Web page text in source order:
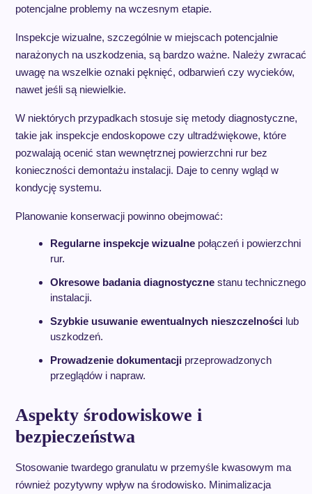
potencjalne problemy na wczesnym etapie.
Inspekcje wizualne, szczególnie w miejscach potencjalnie
narażonych na uszkodzenia, są bardzo ważne. Należy zwracać
uwagę na wszelkie oznaki pęknięć, odbarwień czy wycieków,
nawet jeśli są niewielkie.
W niektórych przypadkach stosuje się metody diagnostyczne,
takie jak inspekcje endoskopowe czy ultradźwiękowe, które
pozwalają ocenić stan wewnętrznej powierzchni rur bez
konieczności demontażu instalacji. Daje to cenny wgląd w
kondycję systemu.
Planowanie konserwacji powinno obejmować:
Regularne inspekcje wizualnepołączeń i powierzchni
rur.
Okresowe badania diagnostycznestanu technicznego
instalacji.
Szybkie usuwanie ewentualnych nieszczelnościlub
uszkodzeń.
Prowadzenie dokumentacjiprzeprowadzonych
przeglądów i napraw.
Aspekty środowiskowe i
bezpieczeństwa
Stosowanie twardego granulatu w przemyśle kwasowym ma
również pozytywny wpływ na środowisko. Minimalizacja